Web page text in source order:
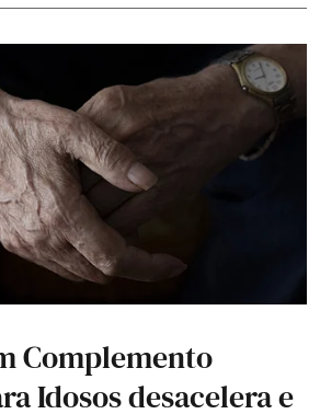
Complemento
Idosos desacelera e